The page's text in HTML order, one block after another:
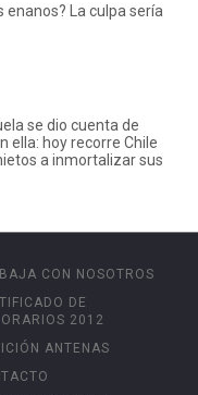
enanos? La culpa sería
se dio cuenta de
ella: hoy recorre Chile
a inmortalizar sus
CON NOSOTROS
DE
2012
ANTENAS